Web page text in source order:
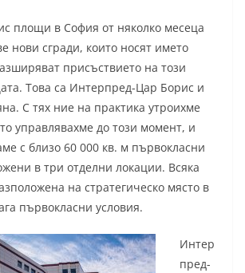
площи в София от няколко месеца
нови сгради, които носят името
присъствието на този
Това са Интерпред-Цар Борис и
С тях ние на практика утроихме
управлявахме до този момент, и
с близо 60 000 кв. м първокласни
в три отделни локации. Всяка
на стратегическо място в
първокласни условия.
Интер
пред-